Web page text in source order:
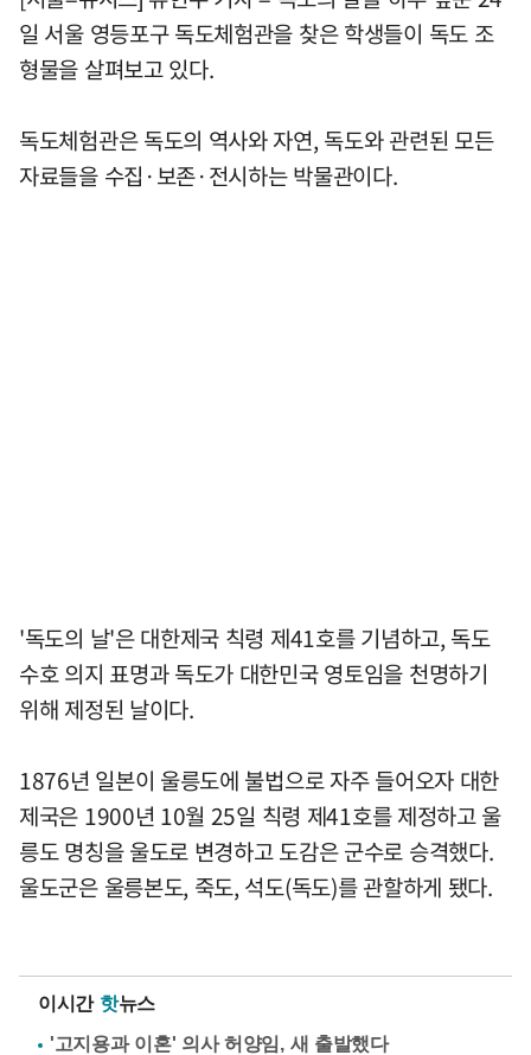
일 서울 영등포구 독도체험관을 찾은 학생들이 독도 조
형물을 살펴보고 있다.
독도체험관은 독도의 역사와 자연, 독도와 관련된 모든
자료들을 수집·보존·전시하는 박물관이다.
'독도의 날'은 대한제국 칙령 제41호를 기념하고, 독도
수호 의지 표명과 독도가 대한민국 영토임을 천명하기
위해 제정된 날이다.
1876년 일본이 울릉도에 불법으로 자주 들어오자 대한
제국은 1900년 10월 25일 칙령 제41호를 제정하고 울
릉도 명칭을 울도로 변경하고 도감은 군수로 승격했다.
울도군은 울릉본도, 죽도, 석도(독도)를 관할하게 됐다.
이시간 핫뉴스
'고지용과 이혼' 의사 허양임, 새 출발했다